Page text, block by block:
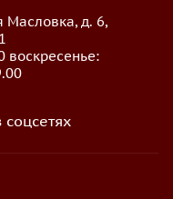
Масловка, д. 6,
воскресенье: